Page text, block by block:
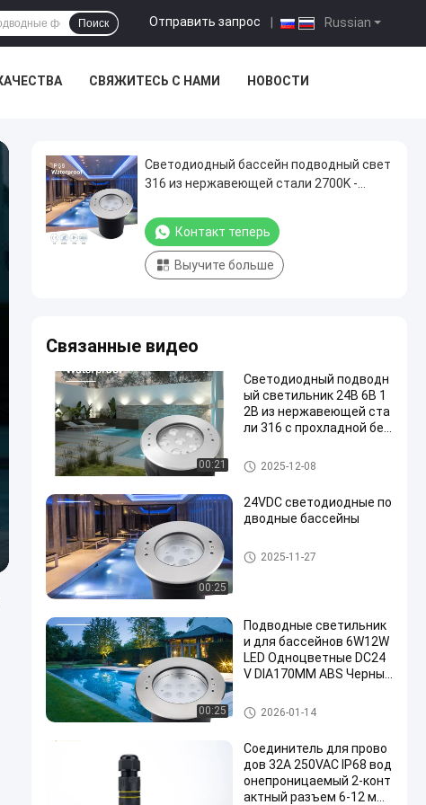
Russian
Отправить запрос
Поиск
СВЯЖИТЕСЬ С НАМИ НОВОСТИ
Светодиодный бассейн подводный свет
316 из нержавеющей стали 2700K -
Контакт теперь
Выучите больше
Связанные видео
00:21
Светодиодный подводн
ый светильник 24В 6В 1
2В из нержавеющей ста
ли 316 с прохладной бел
ской для бассейна
Подводный свет бассейна
2025-12-08
00:25
24VDC светодиодные по
дводные бассейны
Подводный свет бассейна
2025-11-27
00:25
Подводные светильник
и для бассейнов 6W12W
LED Одноцветные DC24
V DIA170MM ABS Черный
Подводный свет бассейна
2026-01-14
Соединитель для прово
дов 32A 250VAC IP68 вод
онепроницаемый 2-конт
актный разъем 6-12 мм